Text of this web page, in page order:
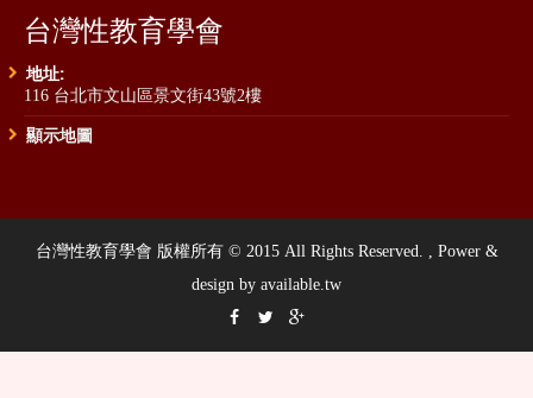
台灣性教育學會
地址:
116 台北市文山區景文街43號2樓
顯示地圖
台灣性教育學會 版權所有 © 2015 All Rights Reserved. , Power &
design by available.tw
  